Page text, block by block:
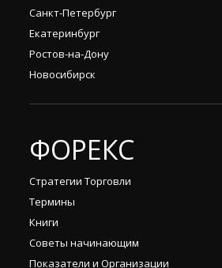
Санкт-Петербург
Екатеринбург
Ростов-на-Дону
Новосибирск
ФОРЕКС
Стратегии Торговли
Термины
Книги
Советы начинающим
Показатели и Организации